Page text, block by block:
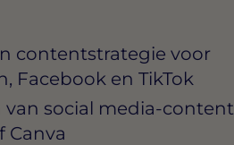
contentstrategie voor
Facebook en TikTok
social media-content
Canva